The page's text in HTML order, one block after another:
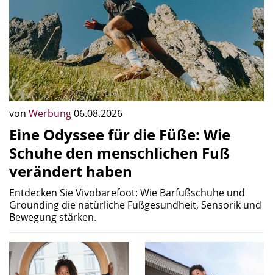
von Werbung06.08.2026
Eine Odyssee für die Füße: Wie
Schuhe den menschlichen Fuß
verändert haben
Entdecken Sie Vivobarefoot: Wie Barfußschuhe und
Grounding die natürliche Fußgesundheit, Sensorik und
Bewegung stärken.